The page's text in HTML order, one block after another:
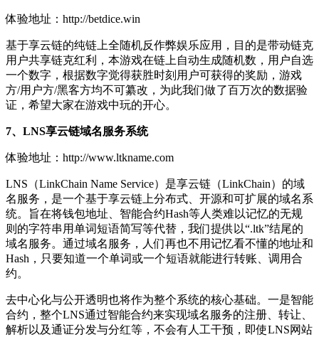
体验地址：http://betdice.win
基于享云链的纯链上全随机反作弊娱乐应用，目的是带动链克
用户共享链克红利，本游戏在链上自动生成随机数，用户自选
一个数字，根据数字觉得获胜时刻用户可获得的奖励，游戏
方/用户方/黑客方均不可纂改，为此我们做了百万次的数据验
证，希望大家在游戏中玩的开心。
7、LNS享云链域名服务系统
体验地址：http://www.ltkname.com
LNS（LinkChain Name Service）是享云链（LinkChain）的域
名服务，是一个基于享云链上分布式、开源和可扩展的域名系
统。旨在将钱包地址、智能合约Hash等人类难以记忆的无规
则的字符串用单词短语简写等代替，我们提供以“.ltk”结尾的
域名服务。通过域名服务，人们再也不用记忆看不懂的地址和
Hash，只要知道一个单词或一个短语就能进行转账、调用合
约。
去中心化与公开透明也将作为整个系统的核心基础。一是智能
合约，整个LNS通过智能合约来实现域名服务的注册、转让、
解析以及通证分发与分红等，不会有人工干预，即使LNS网站